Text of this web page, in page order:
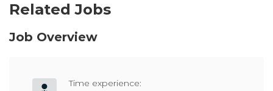
Related Jobs
Job Overview
Time experience: